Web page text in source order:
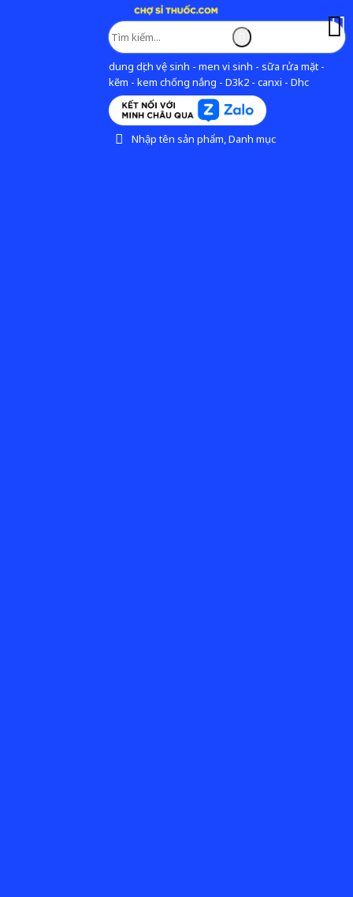
dung dịch vệ sinh - men vi sinh - sữa rửa mặt -
kẽm - kem chống nắng - D3k2 - canxi - Dhc
Nhập tên sản phẩm, Danh mục